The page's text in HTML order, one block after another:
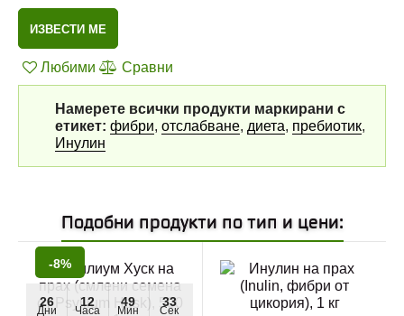
ИЗВЕСТИ МЕ
Любими Сравни
Намерете всички продукти маркирани с
етикет: фибри, отслабване, диета, пребиотик,
Инулин
Подобни продукти по тип и цени:
-8%
26
Дни
12
Часа
49
Мин
32
Сек